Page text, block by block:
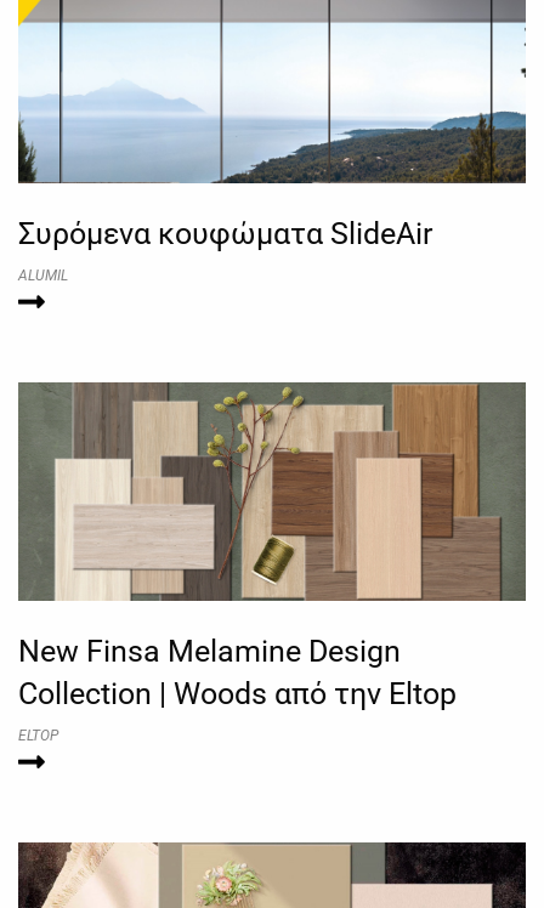
Συρόμενα κουφώματα SlideAir
ALUMIL
New Finsa Melamine Design
Collection | Woods από την Eltop
ELTOP